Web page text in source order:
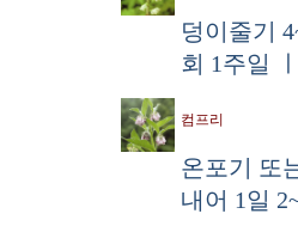
덩이줄기
회 1주일
컴프리
온포기 또
내어 1일